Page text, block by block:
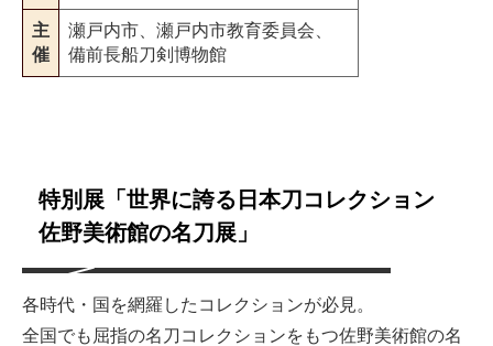
主
催
瀬戸内市、瀬戸内市教育委員会、
備前長船刀剣博物館
特別展「世界に誇る日本刀コレクション
佐野美術館の名刀展」
各時代・国を網羅したコレクションが必見。
全国でも屈指の名刀コレクションをもつ佐野美術館の名